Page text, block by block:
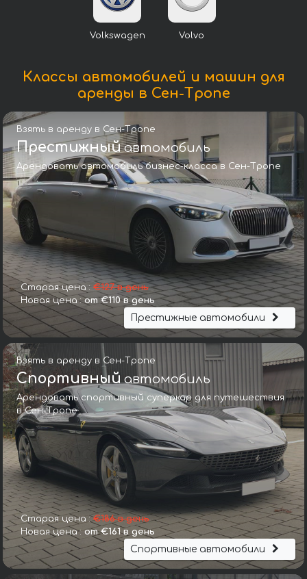
Volkswagen Volvo
Классы автомобилей и машин для
аренды в Сен-Тропе
Взять в аренду в Сен-Тропе
Престижныйавтомобиль
Арендовать автомобиль бизнес-класса в Сен-Тропе
Старая цена : €127 в день
Новая цена :от €110 в день
Престижные автомобили
Взять в аренду в Сен-Тропе
Спортивныйавтомобиль
Арендовать спортивный суперкар для путешествия
в Сен-Тропе
Старая цена :€186 в день
Новая цена : от €161 в день
Спортивные автомобили